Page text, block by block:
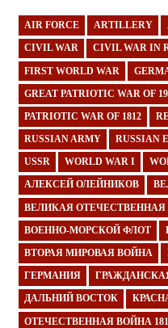
AIR FORCE ARTILLERY
CIVIL WAR CIVIL WAR IN
FIRST WORLD WAR
GREAT PATRIOTIC WAR OF
PATRIOTIC WAR OF 1812
RUSSIAN ARMY RUSSIAN
USSR WORLD WAR I
АЛЕКСЕЙ ОЛЕЙНИКОВ
ВЕЛИКАЯ ОТЕЧЕСТВЕННАЯ
ВОЕННО-МОРСКОЙ ФЛОТ
ВТОРАЯ МИРОВАЯ ВОЙНА
ГЕРМАНИЯ
ДАЛЬНИЙ ВОСТОК
ОТЕЧЕСТВЕННАЯ ВОЙНА